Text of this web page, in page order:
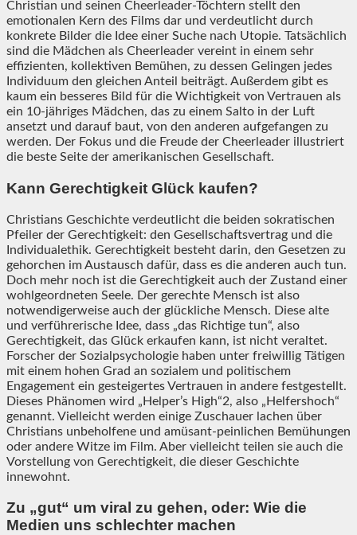
Christian und seinen Cheerleader-Töchtern stellt den
emotionalen Kern des Films dar und verdeutlicht durch
konkrete Bilder die Idee einer Suche nach Utopie. Tatsächlich
sind die Mädchen als Cheerleader vereint in einem sehr
effizienten, kollektiven Bemühen, zu dessen Gelingen jedes
Individuum den gleichen Anteil beiträgt. Außerdem gibt es
kaum ein besseres Bild für die Wichtigkeit von Vertrauen als
ein 10-jähriges Mädchen, das zu einem Salto in der Luft
ansetzt und darauf baut, von den anderen aufgefangen zu
werden. Der Fokus und die Freude der Cheerleader illustriert
die beste Seite der amerikanischen Gesellschaft.
Kann Gerechtigkeit Glück kaufen?
Christians Geschichte verdeutlicht die beiden sokratischen
Pfeiler der Gerechtigkeit: den Gesellschaftsvertrag und die
Individualethik. Gerechtigkeit besteht darin, den Gesetzen zu
gehorchen im Austausch dafür, dass es die anderen auch tun.
Doch mehr noch ist die Gerechtigkeit auch der Zustand einer
wohlgeordneten Seele. Der gerechte Mensch ist also
notwendigerweise auch der glückliche Mensch. Diese alte
und verführerische Idee, dass „das Richtige tun“, also
Gerechtigkeit, das Glück erkaufen kann, ist nicht veraltet.
Forscher der Sozialpsychologie haben unter freiwillig Tätigen
mit einem hohen Grad an sozialem und politischem
Engagement ein gesteigertes Vertrauen in andere festgestellt.
Dieses Phänomen wird „Helper’s High“2, also „Helfershoch“
genannt. Vielleicht werden einige Zuschauer lachen über
Christians unbeholfene und amüsant-peinlichen Bemühungen
oder andere Witze im Film. Aber vielleicht teilen sie auch die
Vorstellung von Gerechtigkeit, die dieser Geschichte
innewohnt.
Zu „gut“ um viral zu gehen, oder: Wie die
Medien uns schlechter machen